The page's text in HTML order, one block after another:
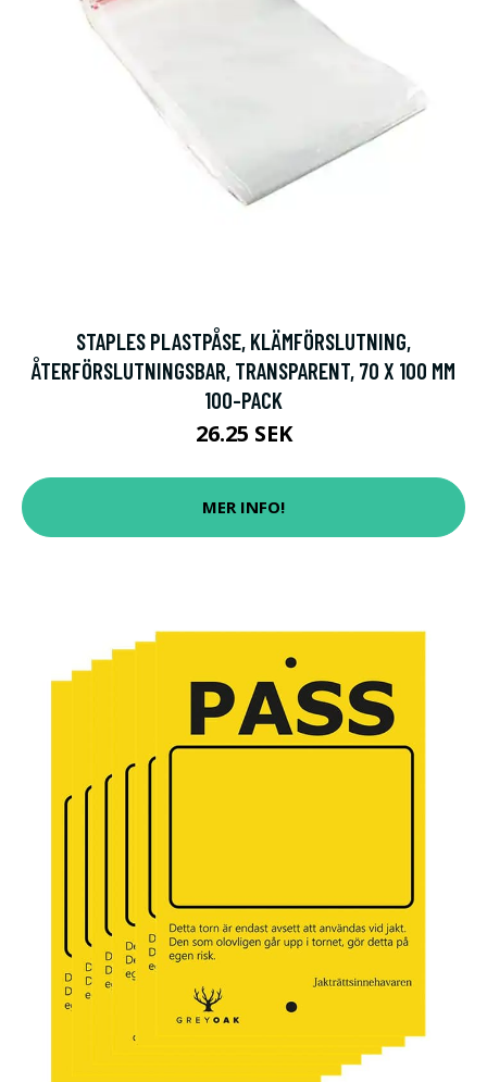
STAPLES PLASTPÅSE, KLÄMFÖRSLUTNING,
ÅTERFÖRSLUTNINGSBAR, TRANSPARENT, 70 X 100 MM
100-PACK
26.25 SEK
MER INFO!